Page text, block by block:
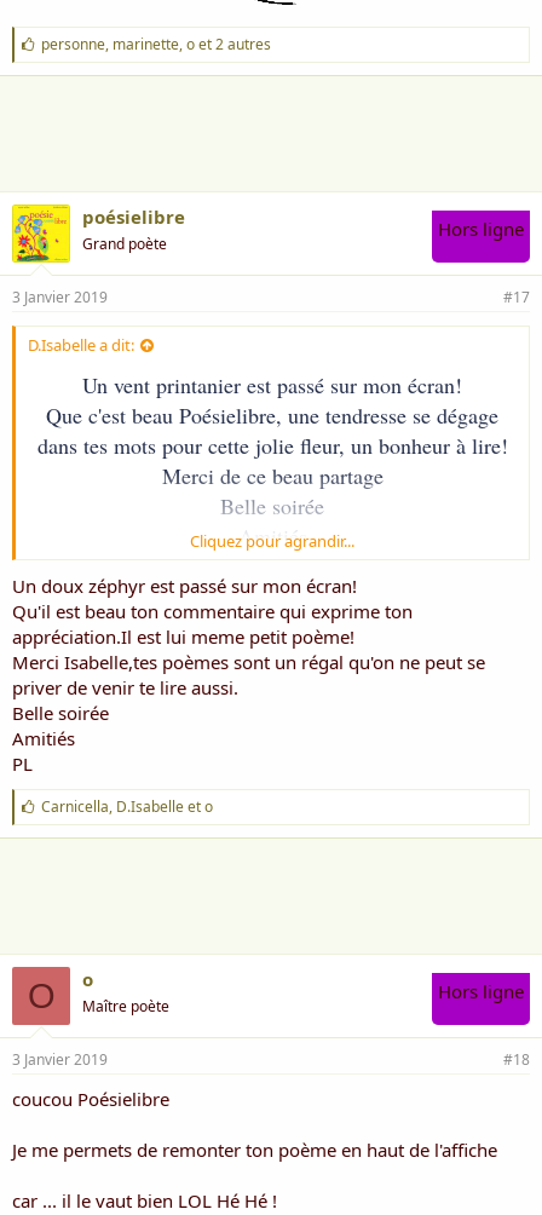
J
'
a
personne, marinette,oet 2 autres
poésielibre
Grand poète
Hors ligne
3 Janvier 2019 #17
D.Isabelle a dit:
Un vent printanier est passé sur mon écran!
Que c'est beau Poésielibre, une tendresse se dégage
dans tes mots pour cette jolie fleur, un bonheur à lire!
Merci de ce beau partage
Belle soirée
Amitiés
Isabelle
Voir la pièce jointe 5459
Cliquez pour agrandir...
Un doux zéphyr est passé sur mon écran!
Qu'il est beau ton commentaire qui exprime ton
appréciation.Il est lui meme petit poème!
Merci Isabelle,tes poèmes sont un régal qu'on ne peut se
priver de venir te lire aussi.
Belle soirée
Amitiés
PL
J
'
a
Carnicella, D.Isabelleeto
O o
Maître poète
Hors ligne
3 Janvier 2019 #18
coucou Poésielibre
Je me permets de remonter ton poème en haut de l'affiche
car ... il le vaut bien LOL Hé Hé !